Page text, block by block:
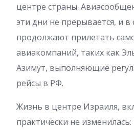
центре страны.
эти дни не прерывается, и в
продолжают прилетать
авиакомпаний, таких как
Азимут, выполняющие
рейсы в РФ.
Жизнь в центре Израиля,
практически не изменилась: